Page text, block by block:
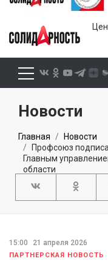
Новости
Главная
Новости
Профсоюз
Главным
области
15:00 21 апреля 2026
ПАРТНЕРСКАЯ НОВОСТЬ